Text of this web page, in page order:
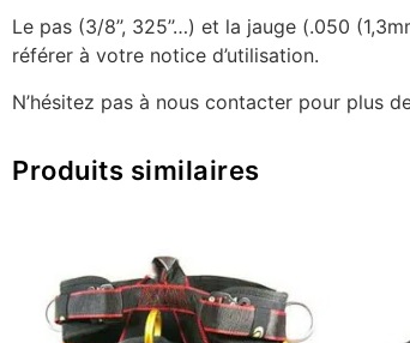
Le pas (3/8’’, 325’’…) et la jauge (.050
référer à votre notice d’utilisation.
N’hésitez pas à nous contacter pour plus
Produits similaires